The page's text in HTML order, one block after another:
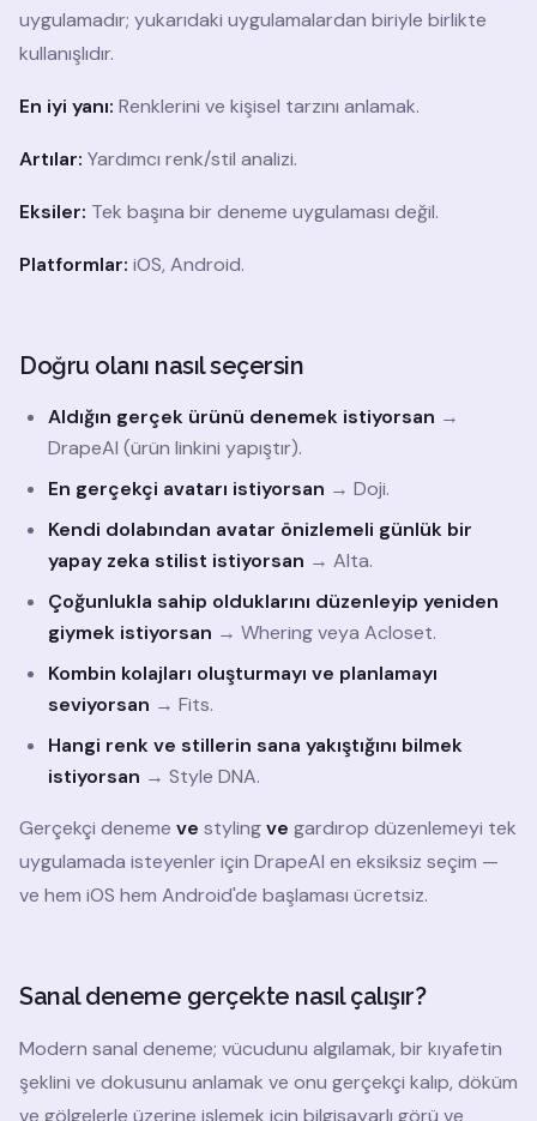
uygulamadır; yukarıdaki uygulamalardan biriyle birlikte
kullanışlıdır.
En iyi yanı: Renklerini ve kişisel tarzını anlamak.
Artılar: Yardımcı renk/stil analizi.
Eksiler: Tek başına bir deneme uygulaması değil.
Platformlar: iOS, Android.
Doğru olanı nasıl seçersin
Aldığın gerçek ürünü denemek istiyorsan →
DrapeAI (ürün linkini yapıştır).
En gerçekçi avatarı istiyorsan → Doji.
Kendi dolabından avatar önizlemeli günlük bir
yapay zeka stilist istiyorsan → Alta.
Çoğunlukla sahip olduklarını düzenleyip yeniden
giymek istiyorsan → Whering veya Acloset.
Kombin kolajları oluşturmayı ve planlamayı
seviyorsan → Fits.
Hangi renk ve stillerin sana yakıştığını bilmek
istiyorsan → Style DNA.
Gerçekçi deneme ve stylingve gardırop düzenlemeyi tek
uygulamada isteyenler için DrapeAI en eksiksiz seçim —
ve hem iOS hem Android'de başlaması ücretsiz.
Sanal deneme gerçekte nasıl çalışır?
Modern sanal deneme; vücudunu algılamak, bir kıyafetin
şeklini ve dokusunu anlamak ve onu gerçekçi kalıp, döküm
ve gölgelerle üzerine işlemek için bilgisayarlı görü ve